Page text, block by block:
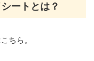
ートとは？
ちら。